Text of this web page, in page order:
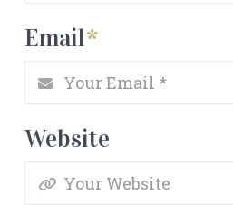
Email*
Website